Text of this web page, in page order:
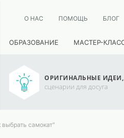
О НАС ПОМОЩЬ БЛОГ
ОБРАЗОВАНИЕ МАСТЕР-
ОРИГИНАЛЬНЫЕ ИДЕИ,
сценарии для досуга
самокат"